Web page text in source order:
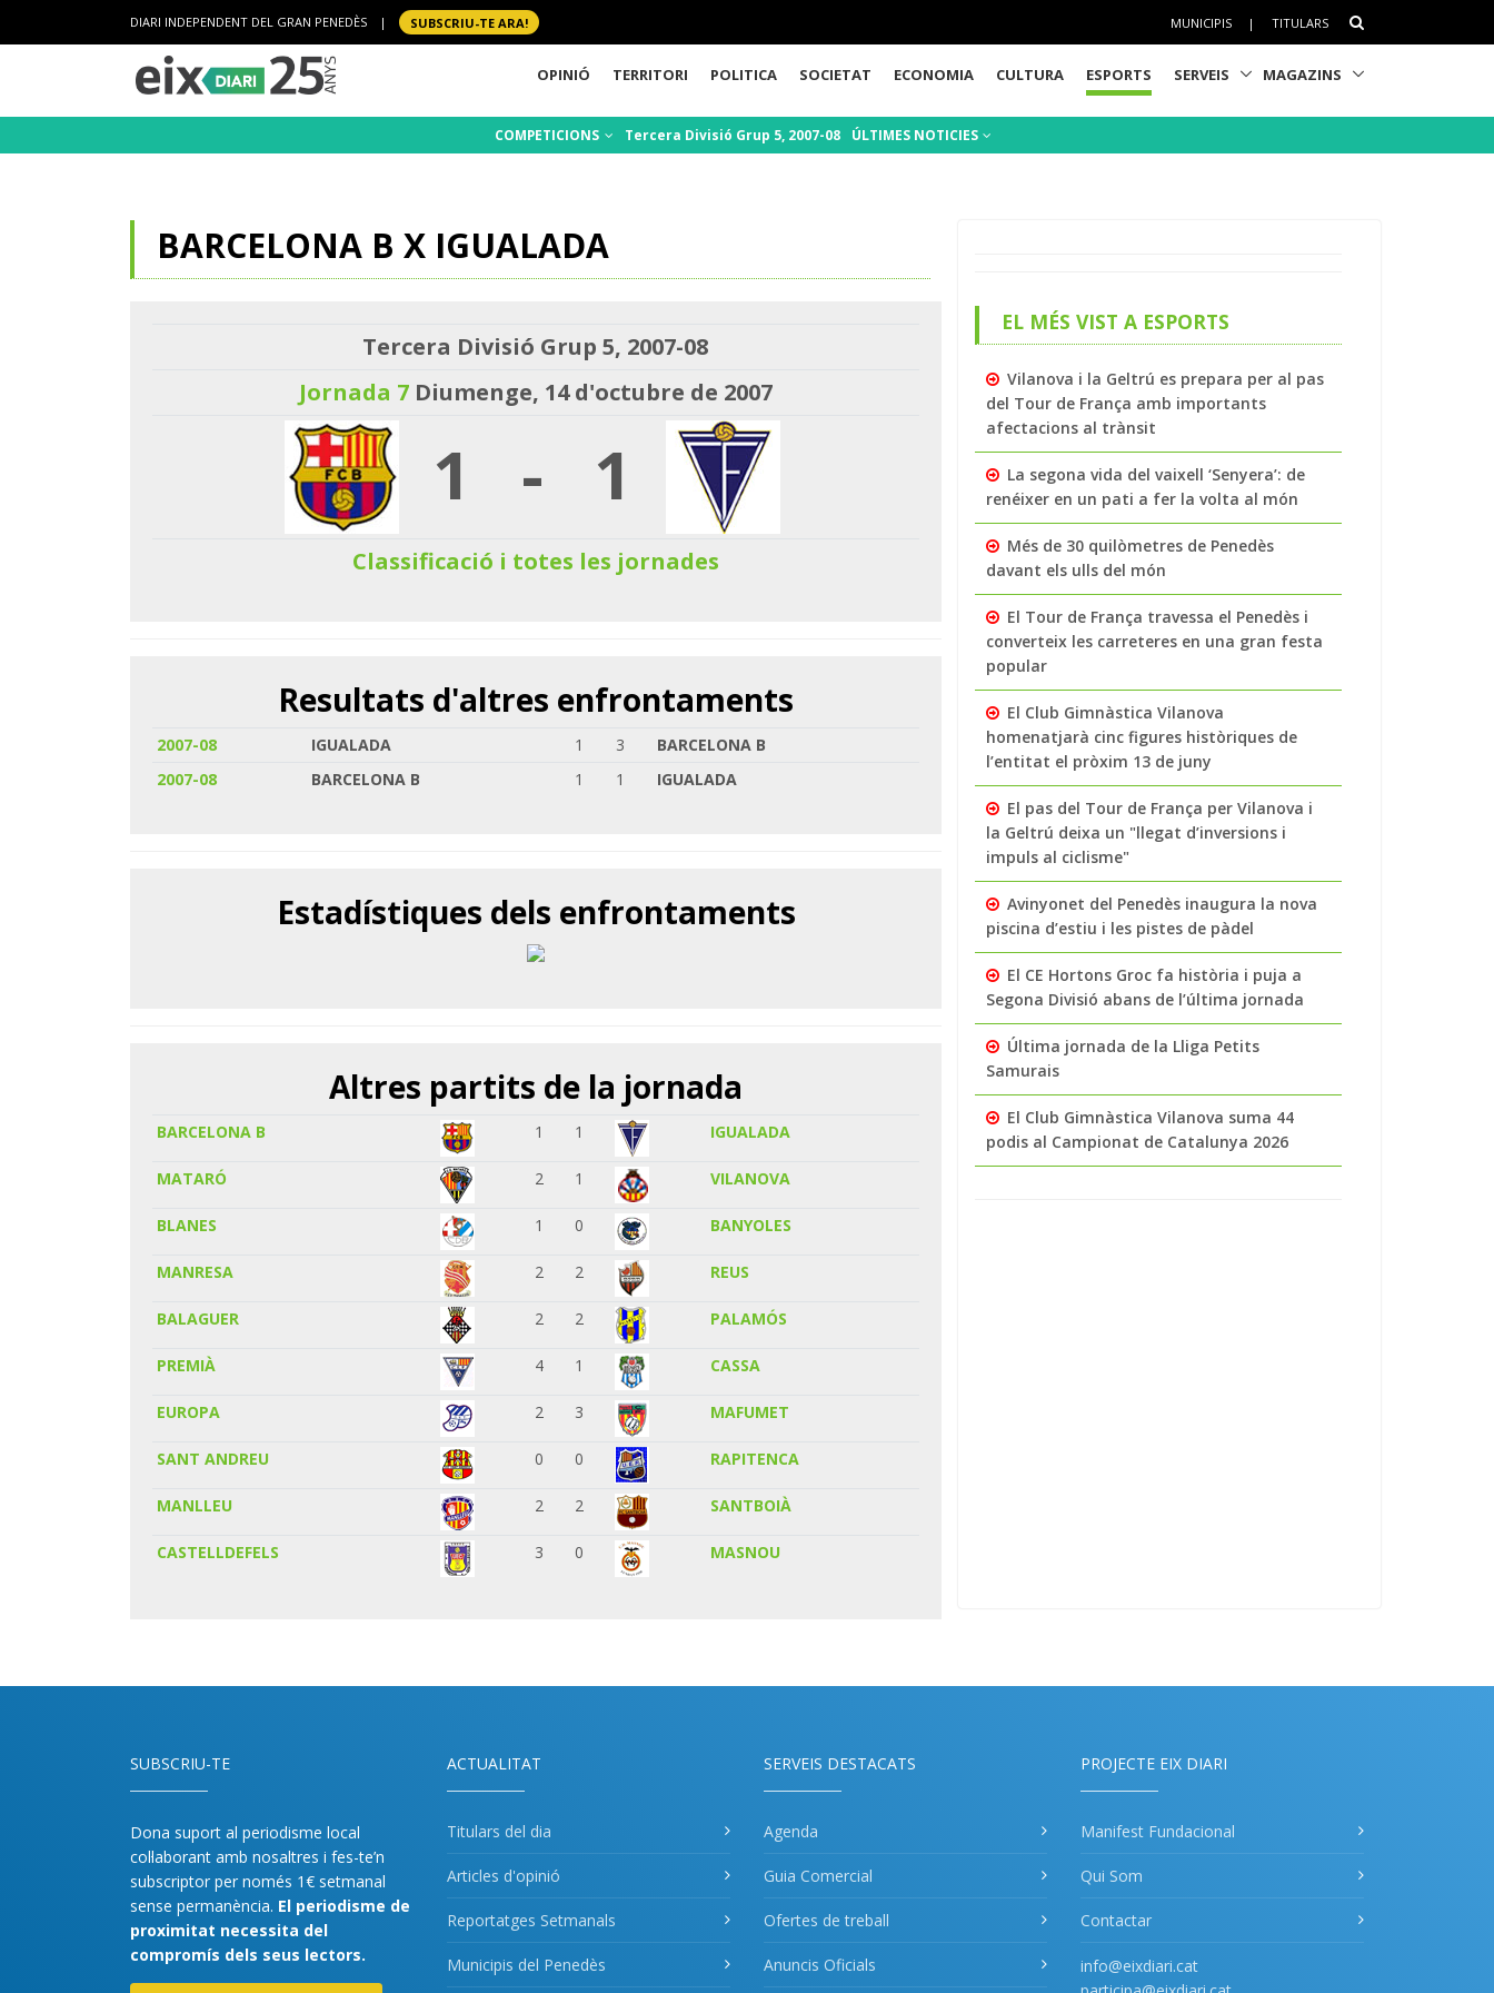
DIARI INDEPENDENT DEL GRAN PENEDÈS | SUBSCRIU-TE ARA! MUNICIPIS | TITULARS
OPINIÓ TERRITORI POLITICA SOCIETAT ECONOMIA CULTURA ESPORTS SERVEIS MAGAZINS
COMPETICIONS Tercera Divisió Grup 5, 2007-08 ÚLTIMES NOTICIES
BARCELONA B X IGUALADA
Tercera Divisió Grup 5, 2007-08
Jornada 7Diumenge, 14 d'octubre de 2007
1 - 1
Classificació i totes les jornades
Resultats d'altres enfrontaments
2007-08 IGUALADA 1 3
BARCELONA B
2007-08
BARCELONA B 1 1 IGUALADA
Estadístiques dels enfrontaments
Altres partits de la jornada
BARCELONA B 1 1 IGUALADA
MATARÓ 2 1 VILANOVA
BLANES 1 0 BANYOLES
MANRESA 2 2 REUS
BALAGUER 2 2 PALAMÓS
PREMIÀ 4 1 CASSA
EUROPA 2 3 MAFUMET
SANT ANDREU 0 0 RAPITENCA
MANLLEU 2 2 SANTBOIÀ
CASTELLDEFELS 3 0 MASNOU
EL MÉS VIST A ESPORTS
Vilanova i la Geltrú es prepara per al pas
del Tour de França amb importants
afectacions al trànsit
La segona vida del vaixell ‘Senyera’: de
renéixer en un pati a fer la volta al món
Més de 30 quilòmetres de Penedès
davant els ulls del món
El Tour de França travessa el Penedès i
converteix les carreteres en una gran festa
popular
El Club Gimnàstica Vilanova
homenatjarà cinc figures històriques de
l’entitat el pròxim 13 de juny
El pas del Tour de França per Vilanova i
la Geltrú deixa un "llegat d’inversions i
impuls al ciclisme"
Avinyonet del Penedès inaugura la nova
piscina d’estiu i les pistes de pàdel
El CE Hortons Groc fa història i puja a
Segona Divisió abans de l’última jornada
Última jornada de la Lliga Petits
Samurais
El Club Gimnàstica Vilanova suma 44
podis al Campionat de Catalunya 2026
SUBSCRIU-TE
Dona suport al periodisme local
col·laborant amb nosaltres i fes-te’n
subscriptor per només 1€ setmanal
sense permanència. El periodisme de
proximitat necessita del
compromís dels seus lectors.
ACTUALITAT
Titulars del dia
Articles d'opinió
Reportatges Setmanals
Municipis del Penedès
SERVEIS DESTACATS
Agenda
Guia Comercial
Ofertes de treball
Anuncis Oficials
PROJECTE EIX DIARI
Manifest Fundacional
Qui Som
Contactar
info@eixdiari.cat